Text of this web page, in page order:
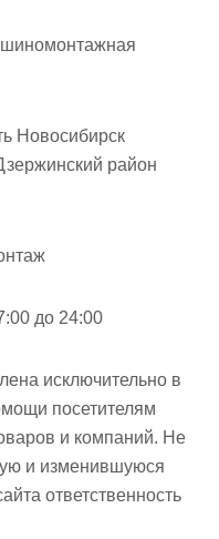
Новосибирск
район
до 24:00
исключительно в
посетителям
и компаний. Не
и изменившуюся
ответственность